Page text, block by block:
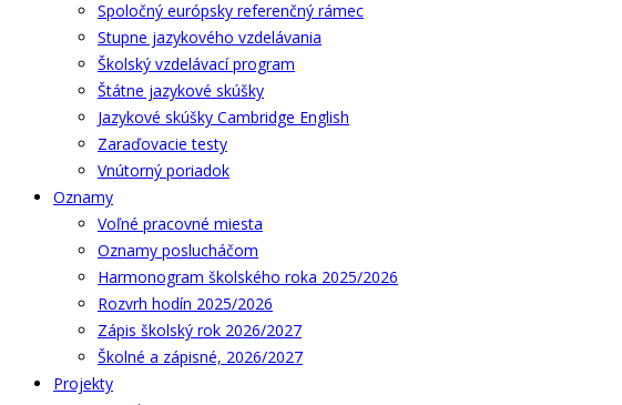
Spoločný európsky referenčný rámec
Stupne jazykového vzdelávania
Školský vzdelávací program
Štátne jazykové skúšky
Jazykové skúšky Cambridge English
Zaraďovacie testy
Vnútorný poriadok
Oznamy
Voľné pracovné miesta
Oznamy poslucháčom
Harmonogram školského roka 2025/2026
Rozvrh hodín 2025/2026
Zápis školský rok 2026/2027
Školné a zápisné, 2026/2027
Projekty